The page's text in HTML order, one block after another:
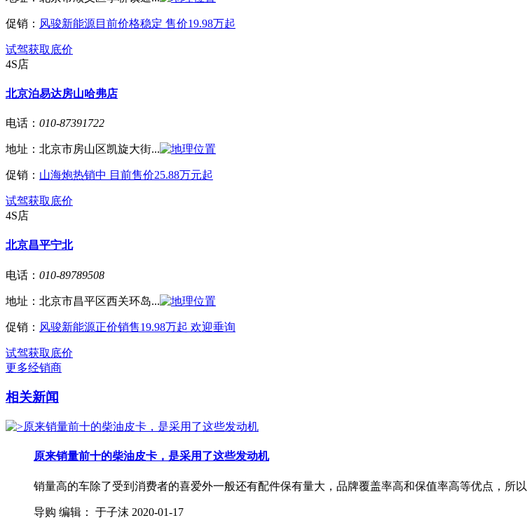
促销： 风骏新能源目前价格稳定 售价19.98万起
试驾获取底价
4S店
北京泊易达房山哈弗店
电话： 010-87391722
地址： 北京市房山区凯旋大街...
促销： 山海炮热销中 目前售价25.88万元起
试驾获取底价
4S店
北京昌平宁北
电话： 010-89789508
地址： 北京市昌平区西关环岛...
促销： 风骏新能源正价销售19.98万起 欢迎垂询
试驾获取底价
更多经销商
相关新闻
原来销量前十的柴油皮卡，是采用了这些发动机
销量高的车除了受到消费者的喜爱外一般还有配件保有量大，品牌覆盖率高和保值率高等优点，所
导购 编辑： 于子沫 2020-01-17